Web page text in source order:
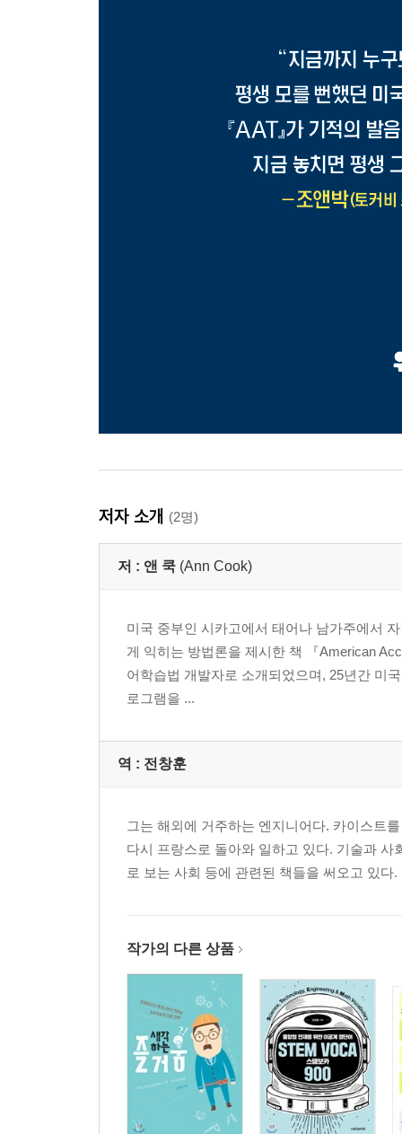
저자 소개 (2명)
저 : 앤 쿡 (Ann Cook)
미국 중부인 시카고에서 태어나 남가주에서
게 익히는 방법론을 제시한 책 『American
어학습법 개발자로 소개되었으며, 25년간 미
로그램을 ...
역 : 전창훈
그는 해외에 거주하는 엔지니어다. 카이스트
다시 프랑스로 돌아와 일하고 있다. 기술과
로 보는 사회 등에 관련된 책들을 써오고 있다.
작가의 다른 상품